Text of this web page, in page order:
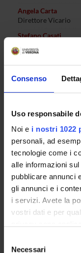
Consenso
Uso responsabile
Noi e i nostri 1022
personali, ad
tecnologie come i
alle informazioni
pubblicare annunci
gli annunci e i
i servizi. Avete la
vostri dati e per
modificare o
delNecessari
Angela Carta
Direttore Vicario
Stefano Casati
Componente
Mirko D'Onofrio
Componente
Giampiero
Decano
Maria Grazia
Componente
Alessandro Picelli
Componente
Francesca Pizzolo
Componente